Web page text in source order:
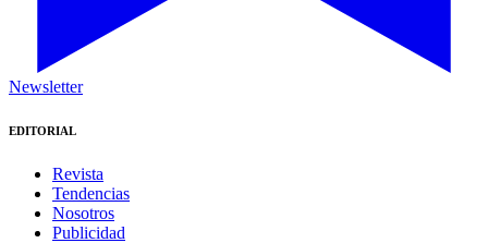
Newsletter
EDITORIAL
Revista
Tendencias
Nosotros
Publicidad